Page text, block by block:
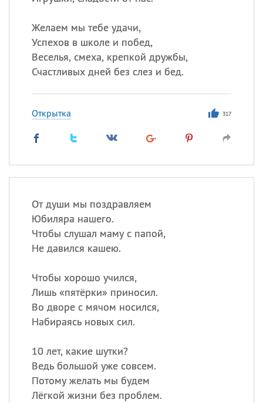
Желаем мы тебе удачи,
Успехов в школе и побед,
Веселья, смеха, крепкой дружбы,
Счастливых дней без слез и бед.
Открытка 317
От души мы поздравляем
Юбиляра нашего.
Чтобы слушал маму с папой,
Не давился кашею.
Чтобы хорошо учился,
Лишь «пятёрки» приносил.
Во дворе с мячом носился,
Набираясь новых сил.
10 лет, какие шутки?
Ведь большой уже совсем.
Потому желать мы будем
Лёгкой жизни без проблем.